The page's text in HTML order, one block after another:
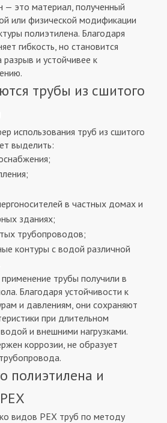
— это материал, полученный
или физической модификации
полиэтилена. Благодаря
гибкость, но становится
и устойчивее к
трубы из сшитого
использования труб из сшитого
выделить:
в частных домах и
зданиях;
трубопроводов;
контуры с водой различной
трубы получили в
Благодаря устойчивости к
и давлениям, они сохраняют
при длительном
и внешними нагрузками.
коррозии, не образует
полиэтилена и
видов PEX труб по методу